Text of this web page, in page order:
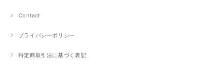
Contact
プライバシーポリシー
特定商取引法に基づく表記